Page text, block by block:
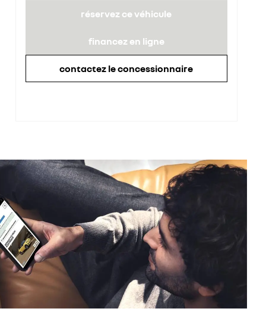
réservez ce véhicule
financez en ligne
contactez le concessionnaire